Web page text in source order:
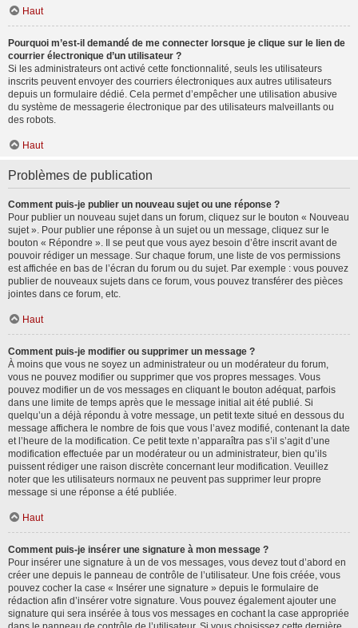
Haut
Pourquoi m’est-il demandé de me connecter lorsque je clique sur le lien de
courrier électronique d’un utilisateur ?
Si les administrateurs ont activé cette fonctionnalité, seuls les utilisateurs
inscrits peuvent envoyer des courriers électroniques aux autres utilisateurs
depuis un formulaire dédié. Cela permet d’empêcher une utilisation abusive
du système de messagerie électronique par des utilisateurs malveillants ou
des robots.
Haut
Problèmes de publication
Comment puis-je publier un nouveau sujet ou une réponse ?
Pour publier un nouveau sujet dans un forum, cliquez sur le bouton « Nouveau
sujet ». Pour publier une réponse à un sujet ou un message, cliquez sur le
bouton « Répondre ». Il se peut que vous ayez besoin d’être inscrit avant de
pouvoir rédiger un message. Sur chaque forum, une liste de vos permissions
est affichée en bas de l’écran du forum ou du sujet. Par exemple : vous pouvez
publier de nouveaux sujets dans ce forum, vous pouvez transférer des pièces
jointes dans ce forum, etc.
Haut
Comment puis-je modifier ou supprimer un message ?
À moins que vous ne soyez un administrateur ou un modérateur du forum,
vous ne pouvez modifier ou supprimer que vos propres messages. Vous
pouvez modifier un de vos messages en cliquant le bouton adéquat, parfois
dans une limite de temps après que le message initial ait été publié. Si
quelqu’un a déjà répondu à votre message, un petit texte situé en dessous du
message affichera le nombre de fois que vous l’avez modifié, contenant la date
et l’heure de la modification. Ce petit texte n’apparaîtra pas s’il s’agit d’une
modification effectuée par un modérateur ou un administrateur, bien qu’ils
puissent rédiger une raison discrète concernant leur modification. Veuillez
noter que les utilisateurs normaux ne peuvent pas supprimer leur propre
message si une réponse a été publiée.
Haut
Comment puis-je insérer une signature à mon message ?
Pour insérer une signature à un de vos messages, vous devez tout d’abord en
créer une depuis le panneau de contrôle de l’utilisateur. Une fois créée, vous
pouvez cocher la case « Insérer une signature » depuis le formulaire de
rédaction afin d’insérer votre signature. Vous pouvez également ajouter une
signature qui sera insérée à tous vos messages en cochant la case appropriée